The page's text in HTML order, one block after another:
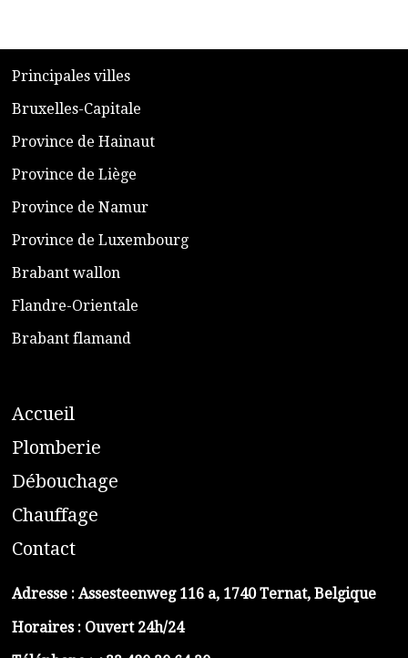
​Principales villes
​Bruxelles-Capitale
​Province de Hainaut
Province de Liège
​Province de Namur
​Province de Luxembourg
​Brabant wallon
​Flandre-Orientale
​Brabant flamand
Accueil
​Plomberie
Débouchage
Chauffage
Contact
Adresse : Assesteenweg 116 a, 1740 Ternat, Belgique
Horaires : Ouvert 24h/24